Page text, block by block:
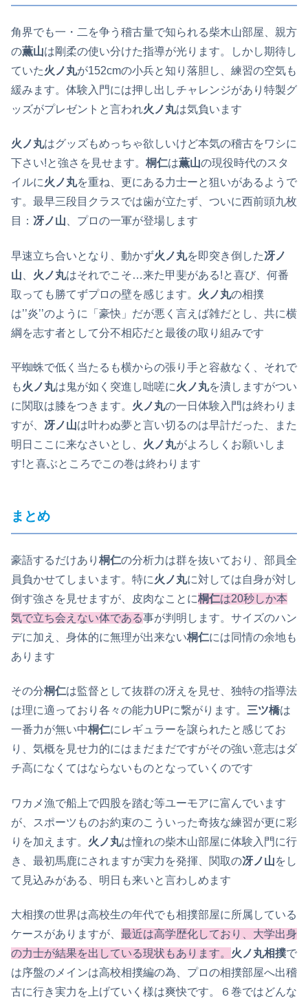
角界でも一・二を争う稽古量で知られる柴木山部屋、親方
の薫山は剛柔の使い分けた指導が光ります。しかし期待し
ていた火ノ丸が152cmの小兵と知り落胆し、練習の空気も
緩みます。体験入門には押し出しチャレンジがあり特製グ
ッズがプレゼントと言われ火ノ丸は気負います
火ノ丸はグッズもめっちゃ欲しいけど本気の稽古をワシに
下さい!と強さを見せます。 桐仁は薫山の現役時代のスタ
イルに火ノ丸を重ね、更にある力士ーと狙いがあるようで
す。最早三段目クラスでは歯が立たず、ついに西前頭九枚
目： 冴ノ山 、プロの一軍が登場します
早速立ち合いとなり、動かず火ノ丸を即突き倒した冴ノ
山
火ノ丸はそれでこそ…来た甲斐がある!と喜び、何番
取っても勝てずプロの壁を感じます。 火ノ丸の相撲
は’’炎’’のように「豪快」だが悪く言えば雑だとし、共に横
綱を志す者として分不相応だと最後の取り組みです
平蜘蛛で低く当たるも横からの張り手と容赦なく、それで
も火ノ丸は鬼が如く突進し咄嗟に火ノ丸を潰しますがつい
に関取は膝をつきます。 火ノ丸の一日体験入門は終わりま
すが、 冴ノ山は叶わぬ夢と言い切るのは早計だった、また
明日ここに来なさいとし、 火ノ丸がよろしくお願いしま
す!と喜ぶところでこの巻は終わります
まとめ
豪語するだけあり 桐仁の分析力は群を抜いており、部員全
員負かせてしまいます。特に火ノ丸に対しては自身が対し
倒す強さを見せますが、皮肉なことに桐仁は20秒しか本
気で立ち会えない体である事が判明します。サイズのハン
デに加え、身体的に無理が出来ない桐仁には同情の余地も
あります
その分桐仁は監督として抜群の冴えを見せ、独特の指導法
は理に適っており各々の能力UPに繋がります。 三ツ橋は
一番力が無い中桐仁にレギュラーを譲られたと感じてお
り、気概を見せ力的にはまだまだですがその強い意志はダ
チ高になくてはならないものとなっていくのです
ワカメ漁で船上で四股を踏む等ユーモアに富んでいます
が、スポーツものお約束のこういった奇抜な練習が更に彩
りを加えます。 火ノ丸は憧れの柴木山部屋に体験入門に行
き、最初馬鹿にされますが実力を発揮、関取の冴ノ山をし
て見込みがある、明日も来いと言わしめます
大相撲の世界は高校生の年代でも相撲部屋に所属している
ケースがありますが、 最近は高学歴化しており、大学出身
の力士が結果を出している現状もあります。 火ノ丸相撲で
は序盤のメインは高校相撲編の為、プロの相撲部屋へ出稽
古に行き実力を上げていく様は爽快です。６巻ではどんな